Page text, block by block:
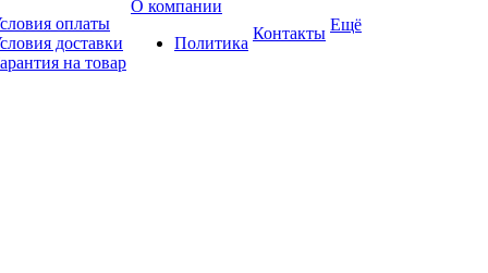
оплаты
доставки
на товар
О компании
Политика
Контакты Ещё